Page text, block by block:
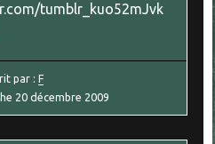
tumblr_kuo52mJvk
par :F
20 décembre 2009